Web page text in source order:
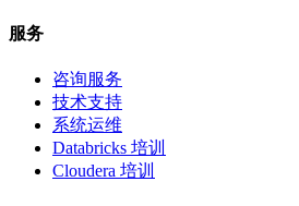
服务
咨询服务
技术支持
系统运维
Databricks 培训
Cloudera 培训